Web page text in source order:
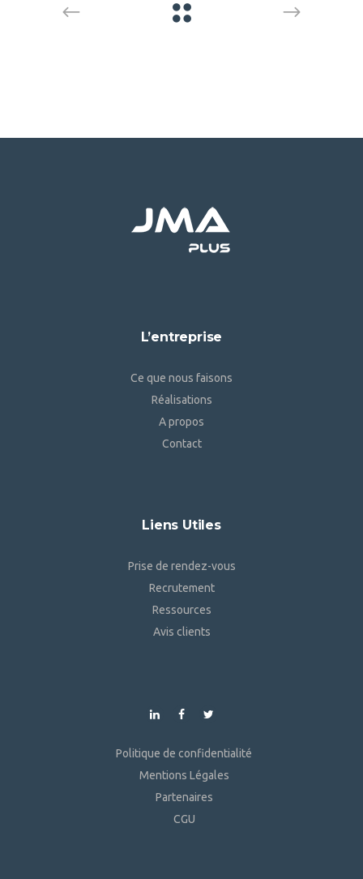
L’entreprise
Ce que nous faisons
Réalisations
A propos
Contact
Liens Utiles
Prise de rendez-vous
Recrutement
Ressources
Avis clients
Politique de confidentialité
Mentions Légales
Partenaires
CGU